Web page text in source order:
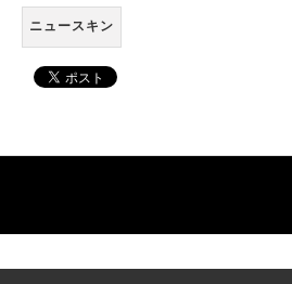
ニュースキン